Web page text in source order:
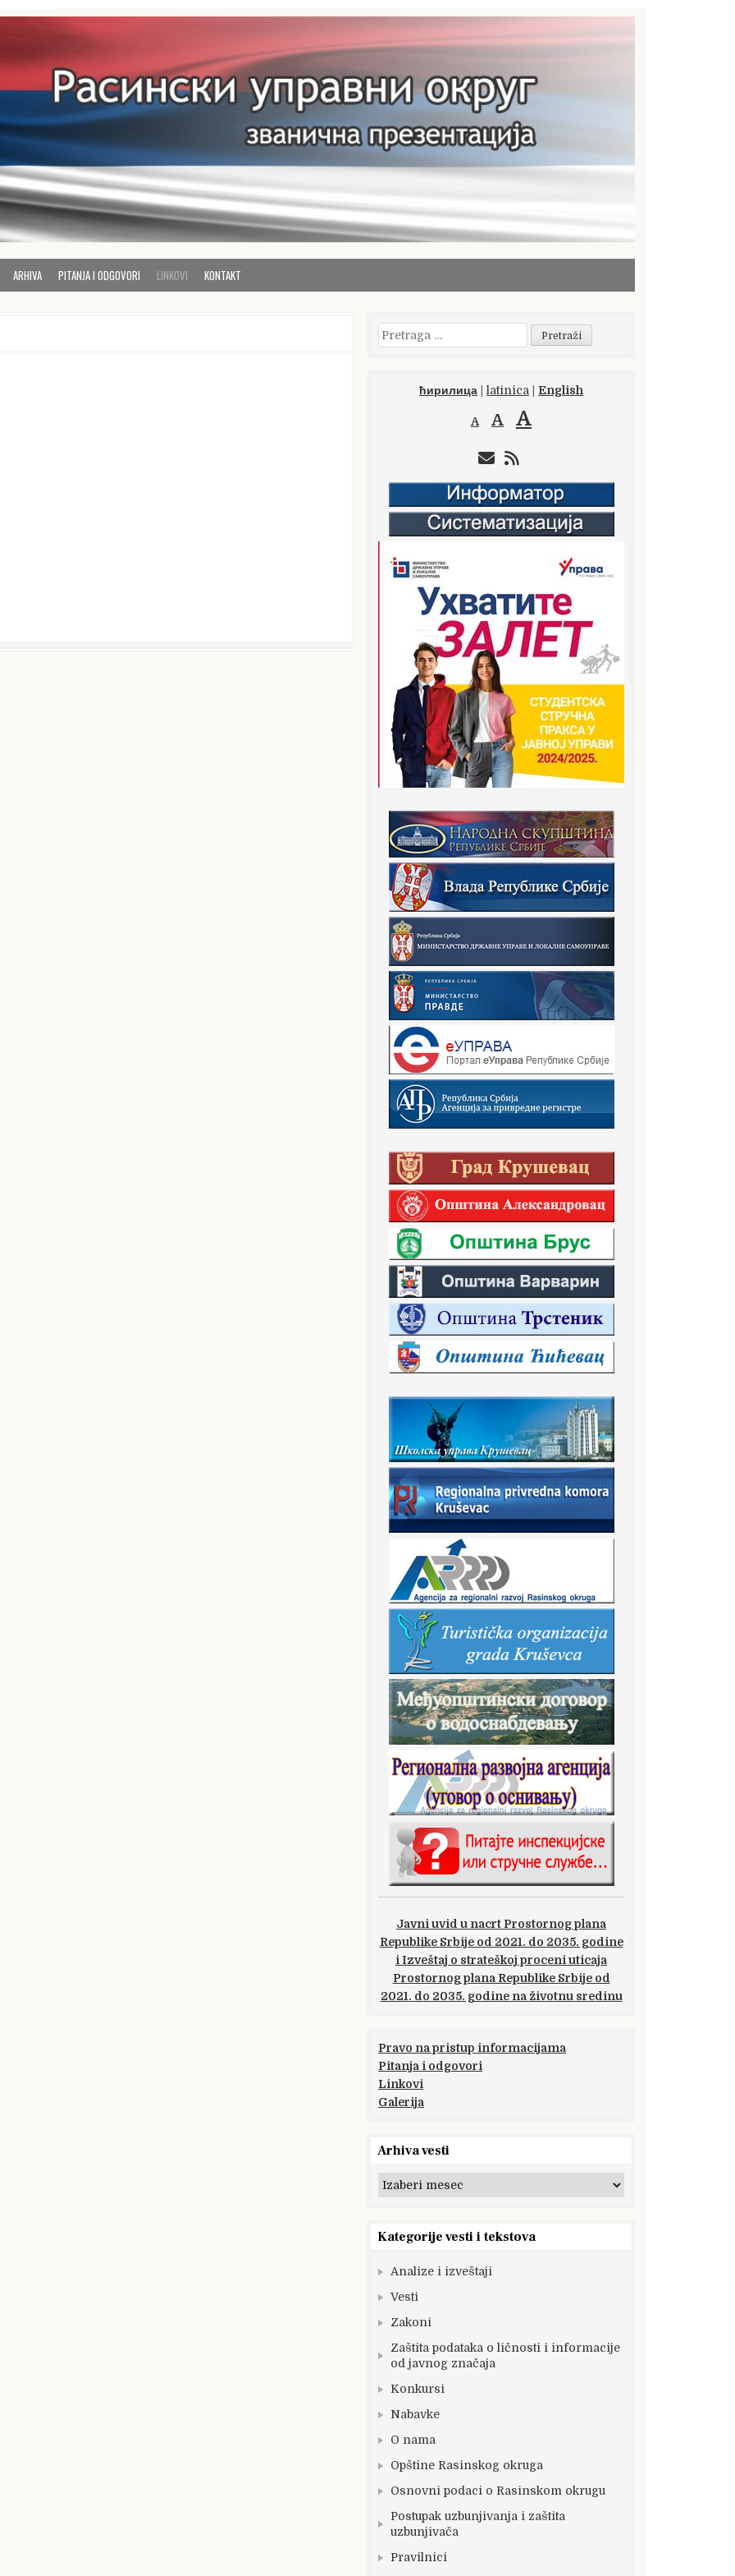
ARHIVA PITANJA I ODGOVORI LINKOVI KONTAKT
Pretraga
za:
ћирилица latinica English
A A A
Javni uvid u nacrt Prostornog plana
Republike Srbije od 2021. do 2035. godine
i Izveštaj o strateškoj proceni uticaja
Prostornog plana Republike Srbije od
2021. do 2035. godine na životnu sredinu
Pravo na pristup informacijama
Pitanja i odgovori
Linkovi
Galerija
Arhiva vesti
Arhiva
vesti
Kategorije vesti i tekstova
Analize i izveštaji
Vesti
Zakoni
Zaštita podataka o ličnosti i informacije
od javnog značaja
Konkursi
Nabavke
O nama
Opštine Rasinskog okruga
Osnovni podaci o Rasinskom okrugu
Postupak uzbunjivanja i zaštita
uzbunjivača
Pravilnici